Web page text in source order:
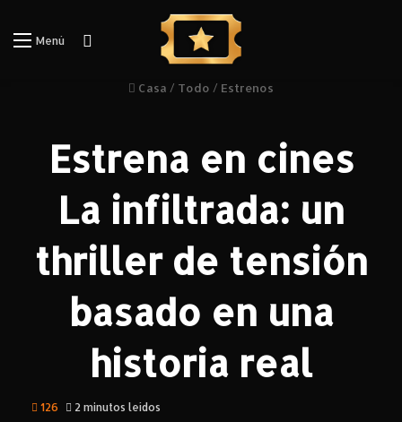
Menú Iniciar Sesión
Casa / Todo / Estrenos
Estrena en cines
La infiltrada: un
thriller de tensión
basado en una
historia real
126 2 minutos leídos